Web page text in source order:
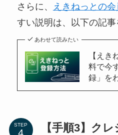
さらに、 えきねっとの
すい説明は、以下の記事
あわせて読みたい
【えき
料で今
録」を
STEP
【手順3】ク